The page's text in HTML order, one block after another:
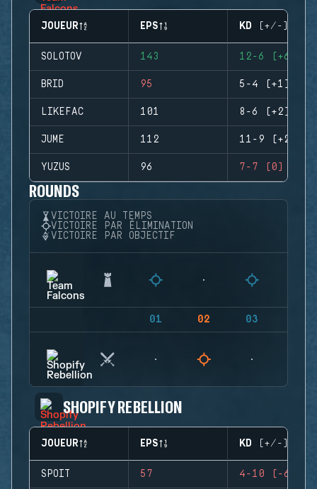
JOUEUR EPS KD (+/-)
SOLOTOV 143 12-6 (+6)
BRID 95 5-4 (+1)
LIKEFAC 101 8-6 (+2)
JUME 112 11-9 (+2)
YUZUS 96 7-7 (0)
ROUNDS
VICTOIRE AU TEMPS
VICTOIRE PAR ÉLIMINATION
VICTOIRE PAR OBJECTIF
01 02 03
SHOPIFY REBELLION
JOUEUR EPS KD (+/-)
SPOIT 57 4-10 (-6)